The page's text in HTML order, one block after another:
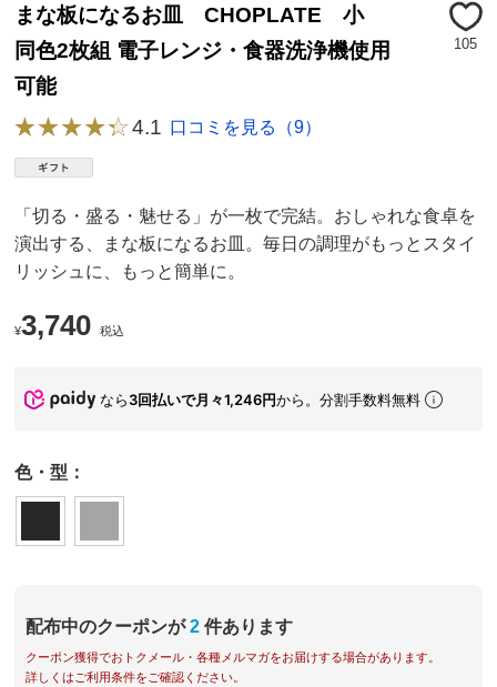
まな板になるお皿 CHOPLATE 小
同色2枚組 電子レンジ・食器洗浄機使用
可能
105
4.1 口コミを見る（9）
「切る・盛る・魅せる」が一枚で完結。おしゃれな食卓を
演出する、まな板になるお皿。毎日の調理がもっとスタイ
リッシュに、もっと簡単に。
¥3,740 税込
なら3回払いで月々1,246円から。分割手数料無料
色・型：
配布中のクーポンが 2 件あります
クーポン獲得でおトクメール・各種メルマガをお届けする場合があります。
詳しくはご利用条件をご確認ください。